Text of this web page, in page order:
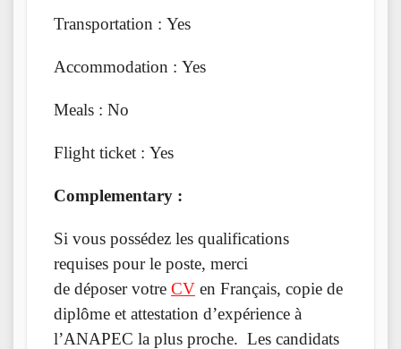
Transportation : Yes
Accommodation : Yes
Meals : No
Flight ticket : Yes
Complementary :
Si vous possédez les qualifications
requises pour le poste, merci
de déposer votre CV en Français, copie de
diplôme et attestation d’expérience à
l’ANAPEC la plus proche. Les candidats